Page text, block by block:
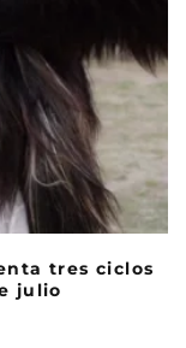
tres ciclos
julio